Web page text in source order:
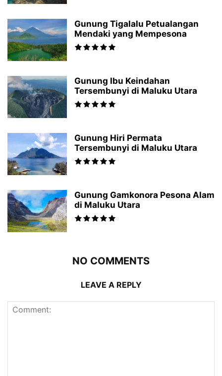
Gunung Tigalalu Petualangan
Mendaki yang Mempesona
Gunung Ibu Keindahan
Tersembunyi di Maluku Utara
Gunung Hiri Permata
Tersembunyi di Maluku Utara
Gunung Gamkonora Pesona Alam
di Maluku Utara
NO COMMENTS
LEAVE A REPLY